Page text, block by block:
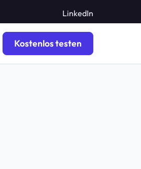
LinkedIn
Kostenlos testen